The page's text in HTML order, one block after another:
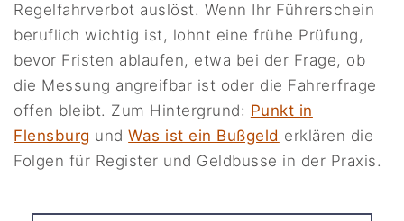
Regelfahrverbot auslöst. Wenn Ihr Führerschein
beruflich wichtig ist, lohnt eine frühe Prüfung,
bevor Fristen ablaufen, etwa bei der Frage, ob
die Messung angreifbar ist oder die Fahrerfrage
offen bleibt. Zum Hintergrund: Punkt in
Flensburg undWas ist ein Bußgeld erklären die
Folgen für Register und Geldbusse in der Praxis.